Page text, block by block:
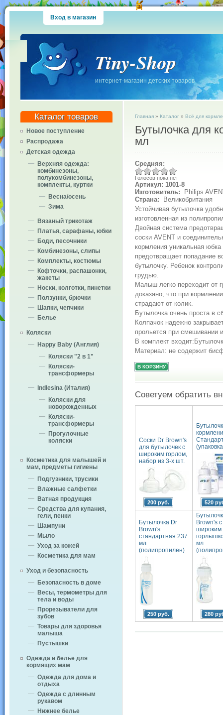
Вход в магазин
Tiny-Shop
интернет-магазин детских товаров
Каталог товаров
Новое поступление
Распродажа
Детская одежда
Верхняя одежда:
комбинезоны,
полукомбинезоны,
комплекты, куртки
Весна/осень
Зима
Вязаный трикотаж
Платья, сарафаны, юбки
Боди, песочники
Комбинезоны, слипы
Комплекты, костюмы
Кофточки, распашонки,
жакеты
Носки, колготки, пинетки
Ползунки, брючки
Шапки, чепчики
Белье
Коляски
Happy Baby (Англия)
Коляски "2 в 1"
Коляски-
трансформеры
Indlesina (Италия)
Коляски для
новорожденных
Коляски-
трансформеры
Прогулочные
коляски
Косметика для малышей и
мам, предметы гигиены
Подгузники, трусики
Влажные салфетки
Ватная продукция
Средства для купания,
гели, пенки
Шампуни
Мыло
Уход за кожей
Косметика для мам
Уход и безопасность
Безопасность в доме
Весы, термометры для
тела и воды
Прорезыватели для
зубов
Товары для здоровья
малыша
Пустышки
Одежда и белье для
кормящих мам
Одежда для дома и
отдыха
Одежда с длинным
рукавом
Нижнее белье
Главная» Каталог» Всё для
Бутылочка для
мл
Средняя:
Голосов пока нет
Артикул: 1001-8
Изготовитель:
Philips
Страна:
Великобритания
Устойчивая бутылочка
изготовленная из
Двойная система
соски AVENT и
кормления уникальная юбка
предотвращает попадание
бутылочку. Ребенок
грудью.
Малыш легко переходит от
доказано, что при
страдают от колик.
Бутылочка очень проста в
Колпачок надежно
прольется при смешивании
В комплект
Материал: не содержит
Советуем обратить
Соски Dr Brown's
для бутылочек с
широким горлом,
набор из 3-х шт.
200 руб. 520
Бутылочка Dr
Brown's
стандартная 237
мл
(полипропилен)
250 руб.
Brown's с
широким
мл
280